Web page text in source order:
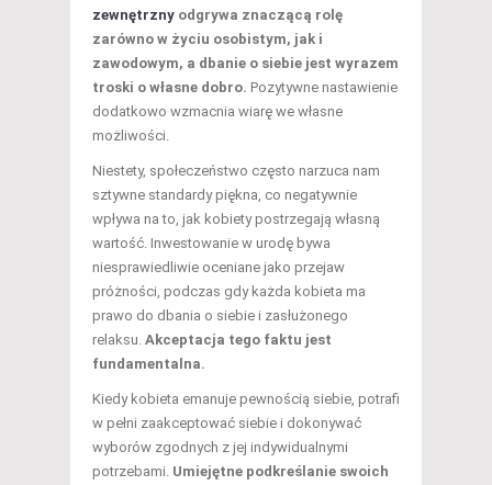
zewnętrzny odgrywa znaczącą rolę
zarówno w życiu osobistym, jak i
zawodowym, a dbanie o siebie jest wyrazem
troski o własne dobro. Pozytywne nastawienie
dodatkowo wzmacnia wiarę we własne
możliwości.
Niestety, społeczeństwo często narzuca nam
sztywne standardy piękna, co negatywnie
wpływa na to, jak kobiety postrzegają własną
wartość. Inwestowanie w urodę bywa
niesprawiedliwie oceniane jako przejaw
próżności, podczas gdy każda kobieta ma
prawo do dbania o siebie i zasłużonego
relaksu. Akceptacja tego faktu jest
fundamentalna.
Kiedy kobieta emanuje pewnością siebie, potrafi
w pełni zaakceptować siebie i dokonywać
wyborów zgodnych z jej indywidualnymi
potrzebami. Umiejętne podkreślanie swoich